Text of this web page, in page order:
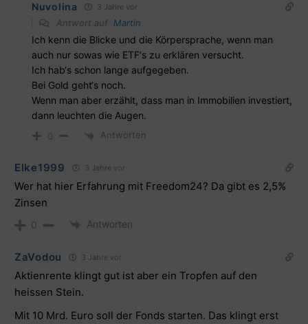
Nuvolina 3 Jahre vor
Antwort auf Martin
Ich kenn die Blicke und die Körpersprache, wenn man
auch nur sowas wie ETF‘s zu erklären versucht.
Ich hab‘s schon lange aufgegeben.
Bei Gold geht‘s noch.
Wenn man aber erzählt, dass man in Immobilien investiert,
dann leuchten die Augen.
0 Antworten
Elke1999 3 Jahre vor
Wer hat hier Erfahrung mit Freedom24? Da gibt es 2,5%
Zinsen
0 Antworten
ZaVodou 3 Jahre vor
Aktienrente klingt gut ist aber ein Tropfen auf den
heissen Stein.
Mit 10 Mrd. Euro soll der Fonds starten. Das klingt erst